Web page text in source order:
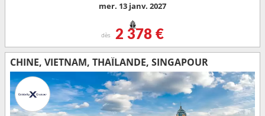
mer. 13 janv. 2027
dès 2 378 €
CHINE, VIETNAM, THAÏLANDE, SINGAPOUR